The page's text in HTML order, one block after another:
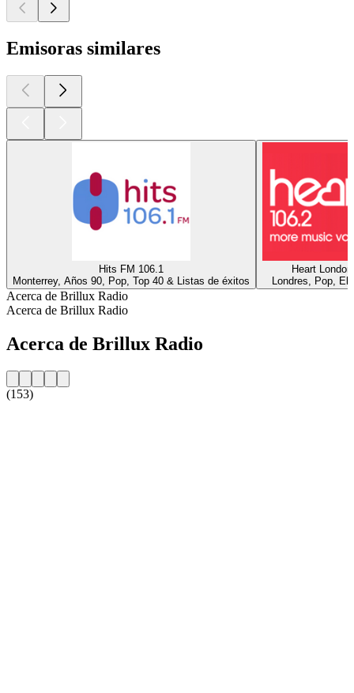
Emisoras similares
Hits FM 106.1
Monterrey, Años 90, Pop, Top 40 & Listas de éxitos
Heart London
Londres, Pop,
Acerca de Brillux Radio
Acerca de Brillux Radio
Acerca de Brillux Radio
(153)